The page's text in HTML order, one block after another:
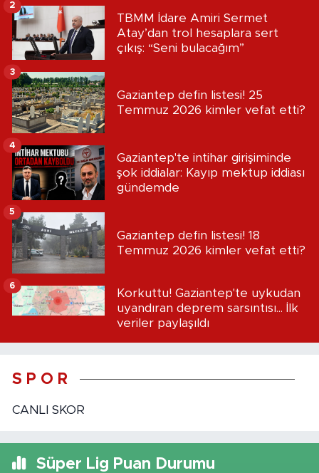
TBMM İdare Amiri Sermet
Atay’dan trol hesaplara sert
çıkış: “Seni bulacağım”
2
Gaziantep defin listesi! 25
Temmuz 2026 kimler vefat etti?
3
Gaziantep'te intihar girişiminde
şok iddialar: Kayıp mektup iddiası
gündemde
4
Gaziantep defin listesi! 18
Temmuz 2026 kimler vefat etti?
5
Korkuttu! Gaziantep'te uykudan
uyandıran deprem sarsıntısı... İlk
veriler paylaşıldı
6
S P O R
CANLI SKOR
Süper Lig Puan Durumu